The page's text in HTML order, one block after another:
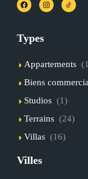
Types
Appartements
Biens
Studios (1)
Terrains (24)
Villas (16)
Villes